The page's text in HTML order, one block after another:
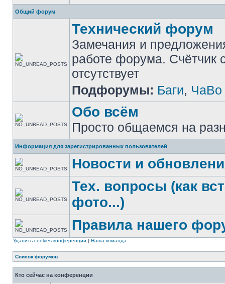
Общий форум
Технический форум
Замечания и
работе форума. Счётчик
отсутствует
Подфорумы: Баги, ЧаВо
Обо всём
Просто общаемся на
Информация для зарегистрированных пользователей
Новости и
Тех. вопросы (как
фото...)
Правила нашего
Удалить cookies конференции | Наша команда
Список форумов
Кто сейчас на конференции